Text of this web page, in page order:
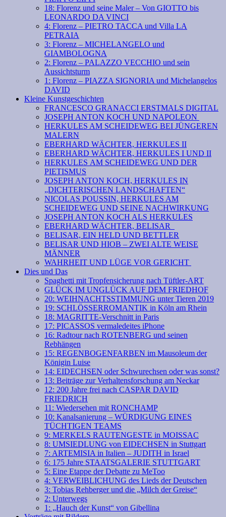
18: Florenz und seine Maler – Von GIOTTO bis
LEONARDO DA VINCI
4: Florenz – PIETRO TACCA und Villa LA
PETRAIA
3: Florenz – MICHELANGELO und
GIAMBOLOGNA
2: Florenz – PALAZZO VECCHIO und sein
Aussichtsturm
1: Florenz – PIAZZA SIGNORIA und Michelangelos
DAVID
Kleine Kunstgeschichten
FRANCESCO GRANACCI ERSTMALS DIGITAL
JOSEPH ANTON KOCH UND NAPOLEON
HERKULES AM SCHEIDEWEG BEI JÜNGEREN
MALERN
EBERHARD WÄCHTER, HERKULES II
EBERHARD WÄCHTER, HERKULES I UND II
HERKULES AM SCHEIDEWEG UND DER
PIETISMUS
JOSEPH ANTON KOCH, HERKULES IN
„DICHTERISCHEN LANDSCHAFTEN“
NICOLAS POUSSIN, HERKULES AM
SCHEIDEWEG UND SEINE NACHWIRKUNG
JOSEPH ANTON KOCH ALS HERKULES
EBERHARD WÄCHTER, BELISAR
BELISAR, EIN HELD UND BETTLER
BELISAR UND HIOB – ZWEI ALTE WEISE
MÄNNER
WAHRHEIT UND LÜGE VOR GERICHT
Dies und Das
Spaghetti mit Tropfensicherung nach Tüftler-ART
GLÜCK IM UNGLÜCK AUF DEM FRIEDHOF
20: WEIHNACHTSSTIMMUNG unter Tieren 2019
19: SCHLÖSSERROMANTIK in Köln am Rhein
18: MAGRITTE-Verschnitt in Paris
17: PICASSOS vermaledeites iPhone
16: Radtour nach ROTENBERG und seinen
Rebhängen
15: REGENBOGENFARBEN im Mausoleum der
Königin Luise
14: EIDECHSEN oder Schwurechsen oder was sonst?
13: Beiträge zur Verhaltensforschung am Neckar
12: 200 Jahre frei nach CASPAR DAVID
FRIEDRICH
11: Wiedersehen mit RONCHAMP
10: Kanalsanierung – WÜRDIGUNG EINES
TÜCHTIGEN TEAMS
9: MERKELS RAUTENGESTE in MOISSAC
8: UMSIEDLUNG von EIDECHSEN in Stuttgart
7: ARTEMISIA in Italien – JUDITH in Israel
6: 175 Jahre STAATSGALERIE STUTTGART
5: Eine Etappe der Debatte zu MeToo
4: VERWEIBLICHUNG des Lieds der Deutschen
3: Tobias Rehberger und die „Milch der Greise“
2: Unterwegs
1: „Hauch der Kunst“ von Gibellina